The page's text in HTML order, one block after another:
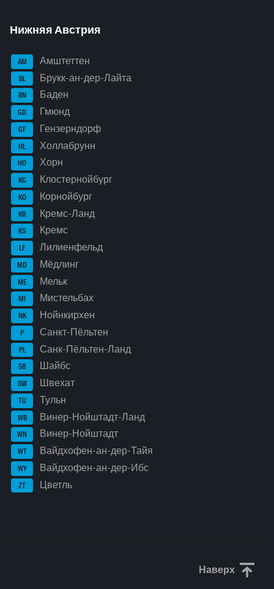
Нижняя Австрия
AM Амштеттен
BL Брукк-ан-дер-Лайта
BN Баден
GD Гмюнд
GF Гензерндорф
HL Холлабрунн
HO Хорн
KG Клостернойбург
KO Корнойбург
KR Кремс-Ланд
KS Кремс
LF Лилиенфельд
MD Мёдлинг
ME Мельк
MI Мистельбах
NK Нойнкирхен
P Санкт-Пёльтен
PL Санк-Пёльтен-Ланд
SB Шайбс
SW Швехат
TU Тульн
WB Винер-Нойштадт-Ланд
WN Винер-Нойштадт
WT Вайдхофен-ан-дер-Тайя
WY Вайдхофен-ан-дер-Ибс
ZT Цветль
Наверх